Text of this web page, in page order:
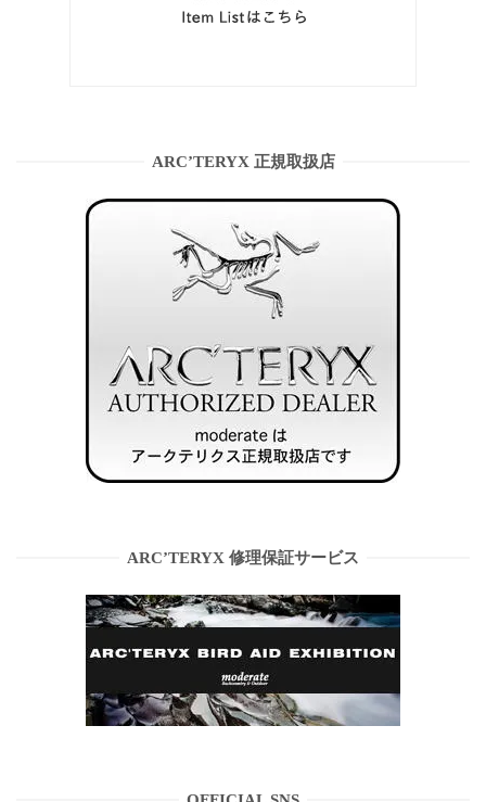
ARC’TERYX 正規取扱店
ARC’TERYX 修理保証サービス